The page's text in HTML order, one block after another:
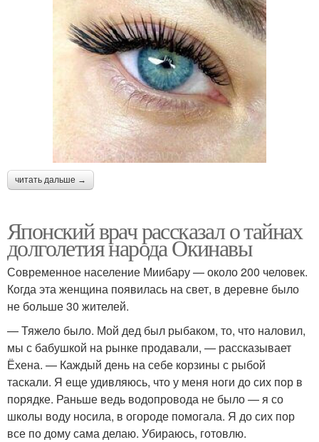
читать дальше →
Японский врач рассказал о тайнах
долголетия народа Окинавы
Современное население Миибару — около 200 человек.
Когда эта женщина появилась на свет, в деревне было
не больше 30 жителей.
— Тяжело было. Мой дед был рыбаком, то, что наловил,
мы с бабушкой на рынке продавали, — рассказывает
Ёхена. — Каждый день на себе корзины с рыбой
таскали. Я еще удивляюсь, что у меня ноги до сих пор в
порядке. Раньше ведь водопровода не было — я со
школы воду носила, в огороде помогала. Я до сих пор
все по дому сама делаю. Убираюсь, готовлю.